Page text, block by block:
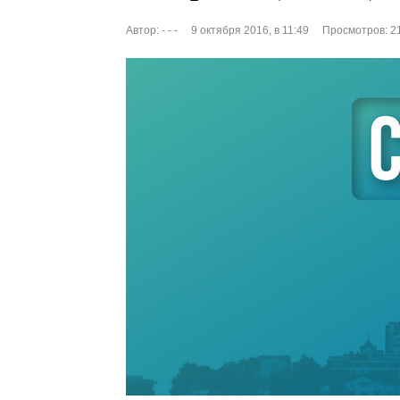
Автор: - - - 9 октября 2016, в 11:49 Просмотров: